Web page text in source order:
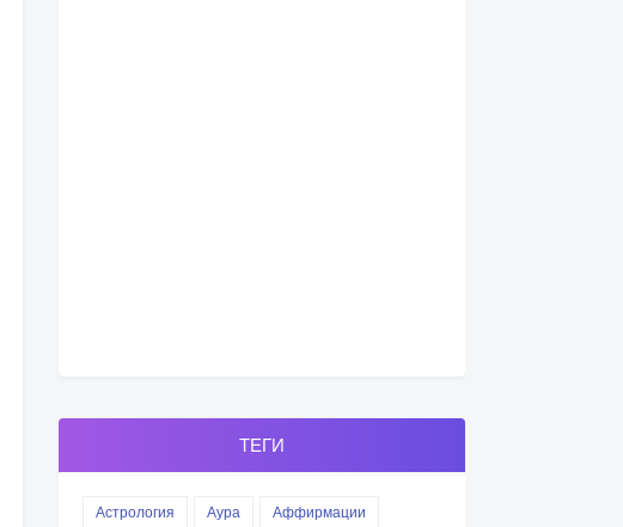
ТЕГИ
Астрология Аура
Аффирмации